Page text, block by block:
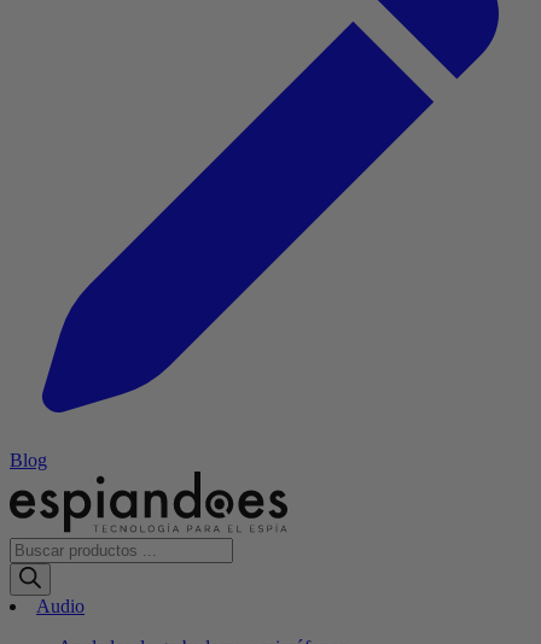
Blog
Búsqueda
de
productos
Audio